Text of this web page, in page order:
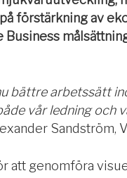
förstärkning av
Business
bättre arbetssätt
vår ledning och
Sandström,
att genomföra